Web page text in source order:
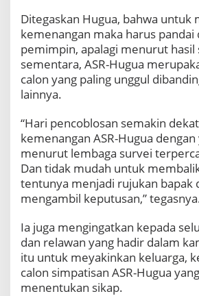
t
B
a
s
s
a
r
Ditegaskan Hugua, bahwa untuk
kemenangan maka harus
pemimpin, apalagi menurut hasil
sementara, ASR-Hugua
calon yang paling unggul
lainnya.
“Hari pencoblosan semakin
kemenangan ASR-Hugua dengan
menurut lembaga survei
Dan tidak mudah untuk
tentunya menjadi rujukan bapak
mengambil keputusan,”
Ia juga mengingatkan kepada
dan relawan yang hadir dalam
itu untuk meyakinkan keluarga,
calon simpatisan ASR-Hugua
menentukan sikap.